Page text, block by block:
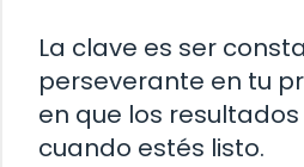
La clave es ser
perseverante en tu
en que los
cuando estés listo.